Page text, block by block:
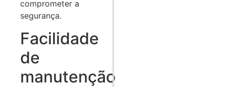
comprometer a
segurança.
Facilidade
de
manutenção